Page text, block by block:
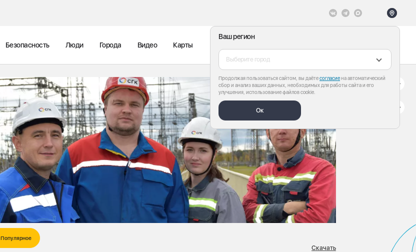
Ваш регион
Выберите город
Продолжая пользоваться сайтом, вы даётесогласиена автоматический
сбор и анализ ваших данных, необходимых для работы сайта и его
улучшения, использование файлов cookie.
Ок
Безопасность Люди Города Видео Карты
Популярное
Скачать